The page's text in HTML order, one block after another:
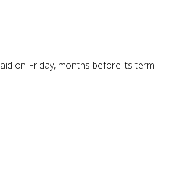
on Friday, months before its term